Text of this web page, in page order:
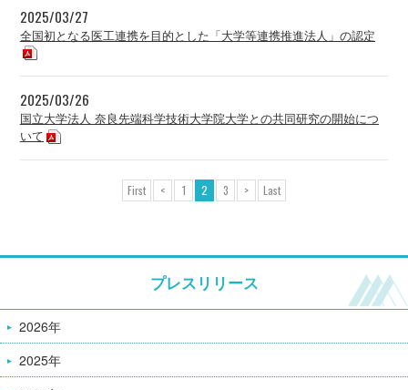
2025/03/27
全国初となる医工連携を目的とした「大学等連携推進法人」の認定
2025/03/26
国立大学法人 奈良先端科学技術大学院大学との共同研究の開始につ
いて
First < 1 2 3 > Last
プレスリリース
2026年
2025年